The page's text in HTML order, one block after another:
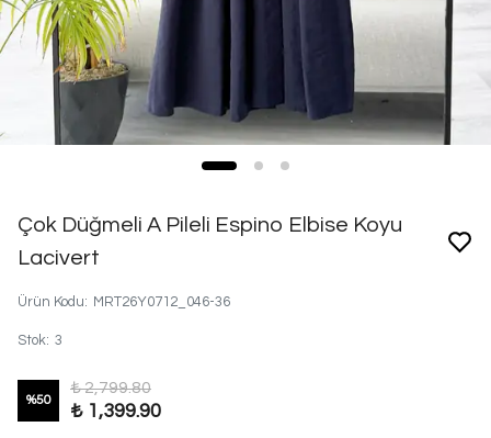
Çok Düğmeli A Pileli Espino Elbise Koyu
Lacivert
Ürün Kodu: MRT26Y0712_046-36
Stok: 3
%50
₺ 2,799.80
₺ 1,399.90